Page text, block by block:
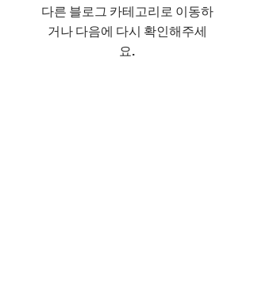
다른 블로그 카테고리로 이동하
거나 다음에 다시 확인해주세
요.